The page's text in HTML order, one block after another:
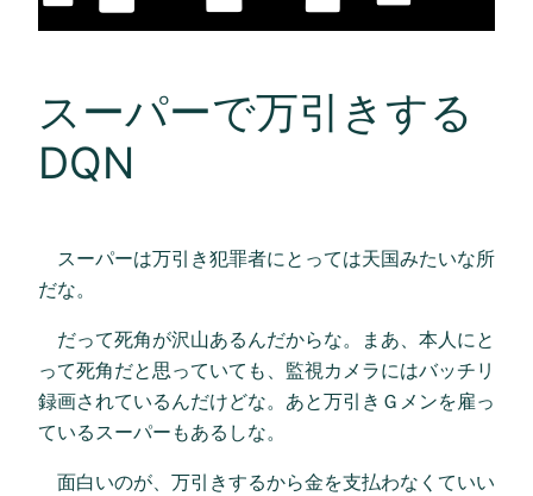
スーパーで万引きする
DQN
スーパーは万引き犯罪者にとっては天国みたいな所
だな。
だって死角が沢山あるんだからな。まあ、本人にと
って死角だと思っていても、監視カメラにはバッチリ
録画されているんだけどな。あと万引きＧメンを雇っ
ているスーパーもあるしな。
面白いのが、万引きするから金を支払わなくていい